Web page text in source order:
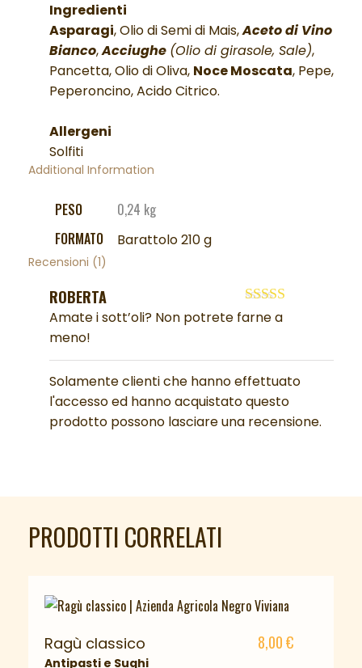
Ingredienti
Asparagi, Olio di Semi di Mais,Aceto di Vino
Bianco,Acciughe (Olio di girasole, Sale),
Pancetta, Olio di Oliva, Noce Moscata, Pepe,
Peperoncino, Acido Citrico.
Allergeni
Solfiti
Additional Information
PESO
0,24 kg
FORMATO
Barattolo 210 g
Recensioni (1)
Valutato
ROBERTA
Amate i sott’oli? Non potrete farne a
meno!
Solamente clienti che hanno effettuato
l'accesso ed hanno acquistato questo
prodotto possono lasciare una recensione.
PRODOTTI CORRELATI
Ragù classico
Antipasti e Sughi
8,00€